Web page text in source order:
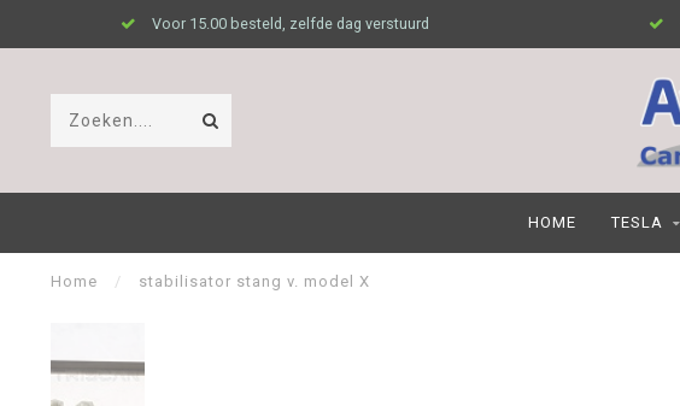
Voor 15.00 besteld, zelfde dag verstuurd
HOME TESLA
Home / stabilisator stang v. model X